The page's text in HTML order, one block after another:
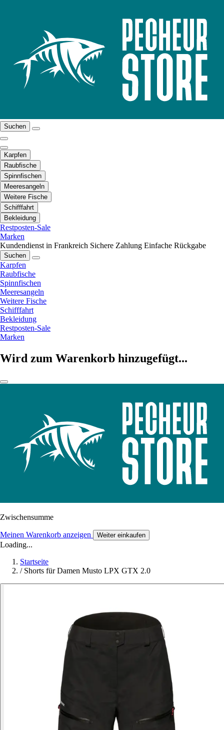
Suchen
Karpfen
Raubfische
Spinnfischen
Meeresangeln
Weitere Fische
Schifffahrt
Bekleidung
Restposten-Sale
Marken
Kundendienst in Frankreich Sichere Zahlung Einfache Rückgabe
Suchen
Karpfen
Raubfische
Spinnfischen
Meeresangeln
Weitere Fische
Schifffahrt
Bekleidung
Restposten-Sale
Marken
Wird zum Warenkorb hinzugefügt...
Zwischensumme
Meinen Warenkorb anzeigen Weiter einkaufen
Loading...
Startseite
/ Shorts für Damen Musto LPX GTX 2.0